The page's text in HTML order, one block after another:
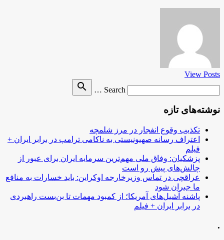
View Posts
Search …
search
نوشته‌های تازه
تکذیب وقوع انفجار در مرز شلمچه
اعتراف رسانه صهیونیستی به ناکامی ترامپ در برابر ایران +
فیلم
پزشکیان: وفاق ملی مهم‌ترین سرمایه ایران برای عبور از
چالش‌های پیش رو است
عراقچی در تماس وزیرخارجه اوکراین: باید خسارات به منافع
ما جبران شود
پاشنه آشیل‌های آمریکا؛ از کمبود مهمات تا بن‌بست راهبردی
در برابر ایران + فیلم
.